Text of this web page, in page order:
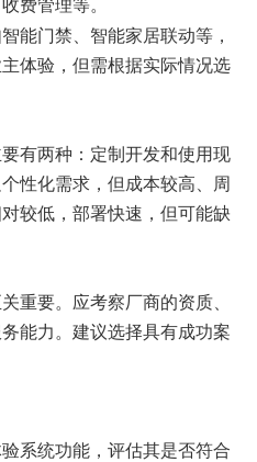
能门禁、智能家居联动等，
体验，但需根据实际情况选
有两种：定制开发和使用现
性化需求，但成本较高、周
较低，部署快速，但可能缺
重要。应考察厂商的资质、
能力。建议选择具有成功案
系统功能，评估其是否符合